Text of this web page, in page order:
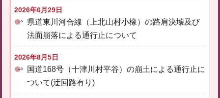
2026年6月29日
県道東川河合線（上北山村小橡）の路肩決壊及び
法面崩落による通行止について
2026年8月5日
国道168号（十津川村平谷）の崩土による通行止に
ついて(迂回路有り)